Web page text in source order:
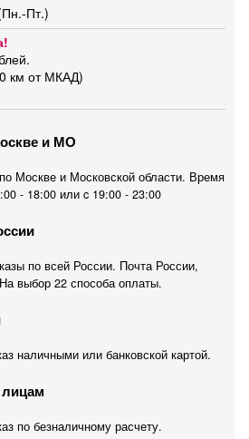
Пт.)
км от МКАД)
и МО
Москве и Московской области. Время
- 18:00 или c 19:00 - 23:00
по всей России. Почта России,
выбор 22 способа оплаты.
наличными или банковской картой.
по безналичному расчету.